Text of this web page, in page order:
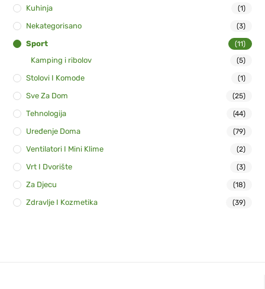
Kuhinja (1)
Nekategorisano (3)
Sport (11)
Kamping i ribolov (5)
Stolovi I Komode (1)
Sve Za Dom (25)
Tehnologija (44)
Uređenje Doma (79)
Ventilatori I Mini Klime (2)
Vrt I Dvorište (3)
Za Djecu (18)
Zdravlje I Kozmetika (39)